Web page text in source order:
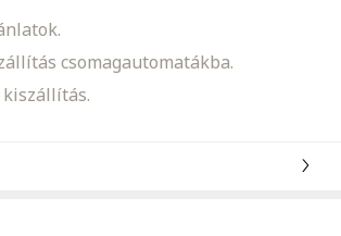
csomagautomatákba.